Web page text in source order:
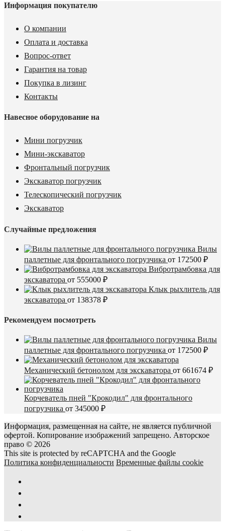
Информация покупателю
О компании
Оплата и доставка
Вопрос-ответ
Гарантия на товар
Покупка в лизинг
Контакты
Навесное оборудование на
Мини погрузчик
Мини-экскаватор
Фронтальный погрузчик
Экскаватор погрузчик
Телескопический погрузчик
Экскаватор
Случайные предложения
Вилы
паллетные для фронтального погрузчика от 172500 ₽
Вибротрамбовка для
экскаватора от 555000 ₽
Клык рыхлитель для
экскаватора от 138378 ₽
Рекомендуем посмотреть
Вилы
паллетные для фронтального погрузчика от 172500 ₽
Механический бетонолом для экскаватора от 661674 ₽
Корчеватель пней "Крокодил" для фронтального
погрузчика от 345000 ₽
Информация, размещенная на сайте, не является публичной
офертой. Копирование изображений запрещено. Авторское
право © 2026
This site is protected by reCAPTCHA and the Google
Политика конфиденциальности Временные файлы cookie